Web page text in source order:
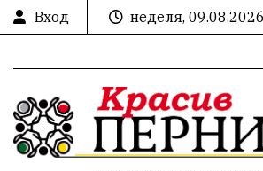
Вход
неделя, 09.08.2026